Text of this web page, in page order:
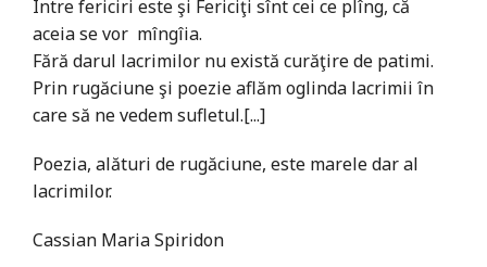
Între fericiri este şi Fericiţi sînt cei ce plîng, că
aceia se vor mîngîia.
Fără darul lacrimilor nu există curăţire de patimi.
Prin rugăciune şi poezie aflăm oglinda lacrimii în
care să ne vedem sufletul.[...]
Poezia, alături de rugăciune, este marele dar al
lacrimilor.
Cassian Maria Spiridon